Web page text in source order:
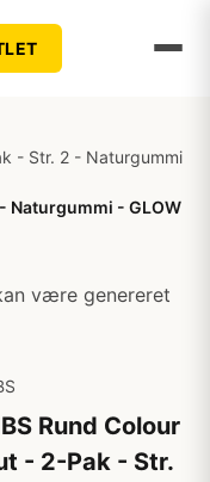
- Str. 2 - Naturgummi
Naturgummi - GLOW
være genereret
Rund Colour
- 2-Pak - Str.